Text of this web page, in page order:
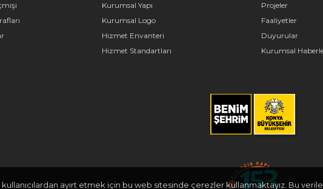
Kurumsal Yapı
Kurumsal Logo
Hizmet Envanteri
Hizmet Standartları
Projeler
Faaliyetler
Duyurular
Kurumsal
ayırt etmek için bu web sitesinde çerezler kullanmaktayız. Bu